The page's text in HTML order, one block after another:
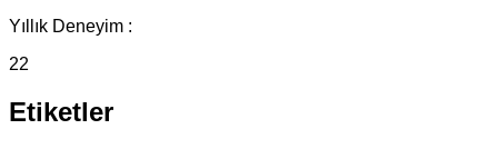
Yıllık Deneyim :
22
Etiketler